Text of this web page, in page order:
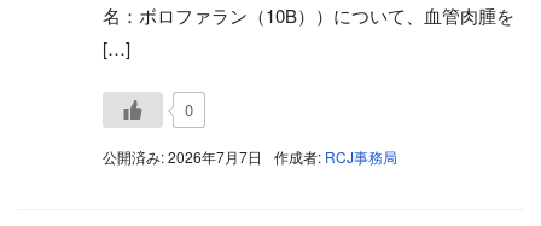
名：ボロファラン（10B））について、血管肉腫を
[…]
0
公開済み: 2026年7月7日 作成者: RCJ事務局